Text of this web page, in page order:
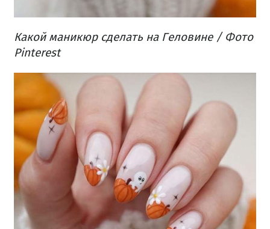
Какой маникюр сделать на Геловине / Фото
Pinterest